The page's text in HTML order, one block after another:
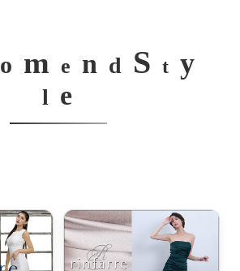
o m e n d S t y
l e